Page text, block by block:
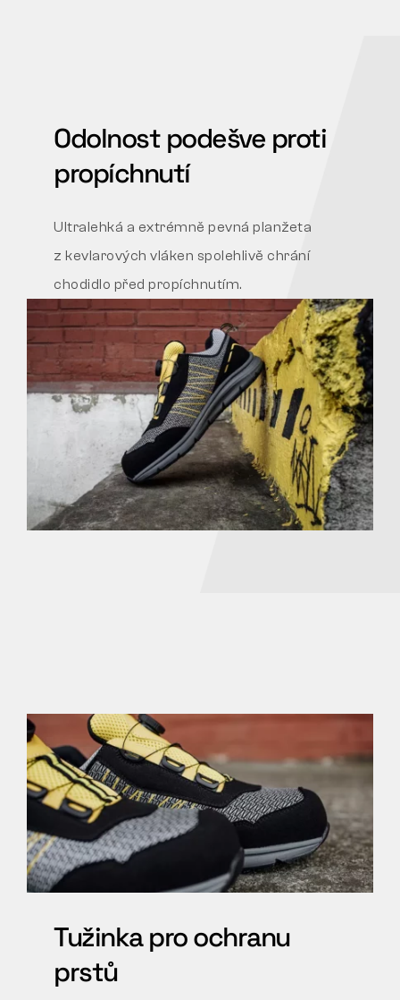
Odolnost podešve proti
propíchnutí
Ultralehká a extrémně pevná planžeta
z kevlarových vláken spolehlivě chrání
chodidlo před propíchnutím.
Tužinka pro ochranu
prstů